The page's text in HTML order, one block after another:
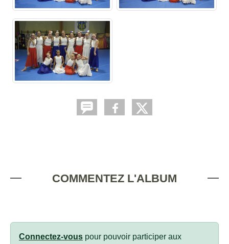
COMMENTEZ L'ALBUM
Connectez-vous pour pouvoir participer aux